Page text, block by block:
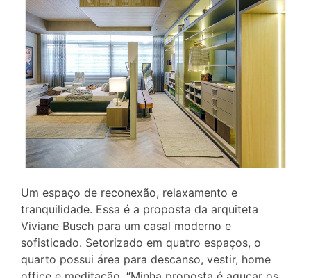
Um espaço de reconexão, relaxamento e
tranquilidade. Essa é a proposta da arquiteta
Viviane Busch para um casal moderno e
sofisticado. Setorizado em quatro espaços, o
quarto possui área para descanso, vestir, home